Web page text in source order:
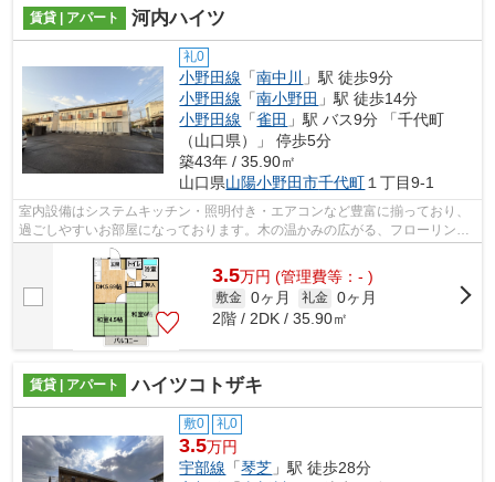
賃貸 | アパート 河内ハイツ
礼0
小野田線 「南中川 」駅 徒歩9分
小野田線 「南小野田 」駅 徒歩14分
小野田線 「雀田 」駅 バス9分 「千代町
（山口県）」 停歩5分
築43年 / 35.90㎡
山口県山陽小野田市千代町 １丁目9-1
室内設備はシステムキッチン・照明付き・エアコンなど豊富に揃っており、
過ごしやすいお部屋になっております。木の温かみの広がる、フローリング
の物件となっています。礼金不要の物...
3.5万円 (管理費等：- )
敷金 0ヶ月 礼金 0ヶ月
2階 / 2DK / 35.90㎡
賃貸 | アパート ハイツコトザキ
敷0 礼0
3.5万円
宇部線 「琴芝 」駅 徒歩28分